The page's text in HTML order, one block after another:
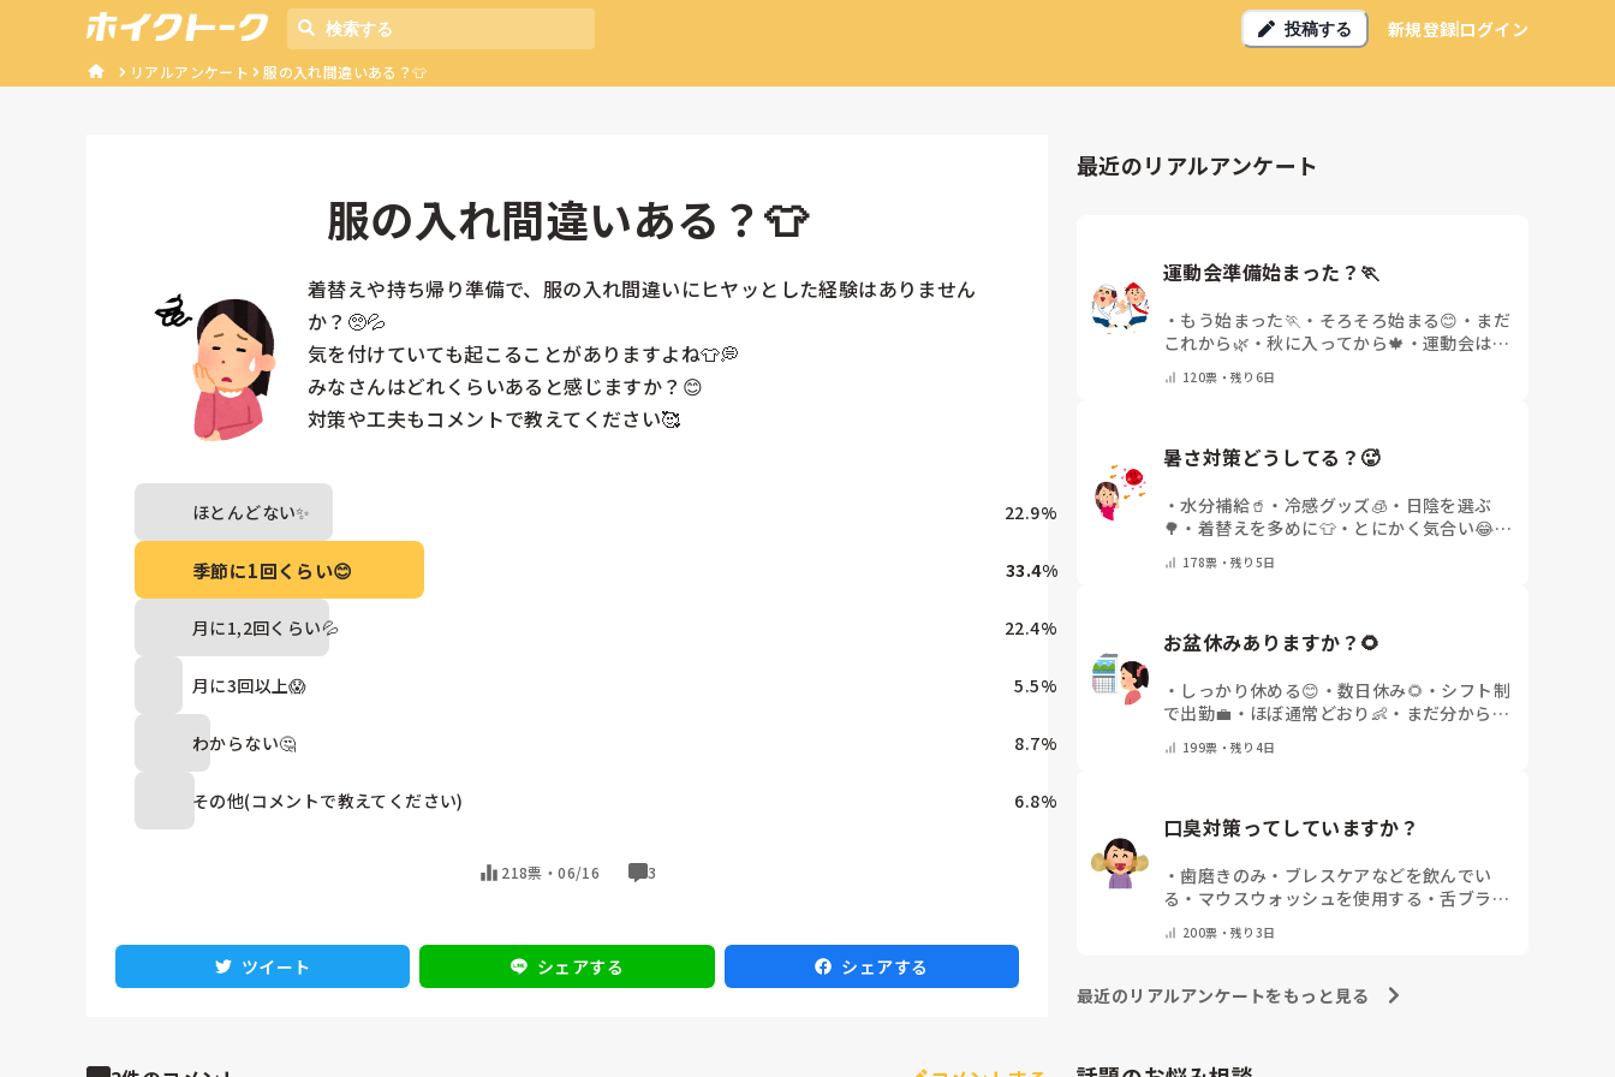
投稿する 新規登録ログイン
リアルアンケート 服の入れ間違いある？👕
服の入れ間違いある？👕
着替えや持ち帰り準備で、服の入れ間違いにヒヤッとした経験はありません
か？🥺💦
気を付けていても起こることがありますよね👕💭
みなさんはどれくらいあると感じますか？😊
対策や工夫もコメントで教えてください🥰
ほとんどない✨ 22.9%
季節に1回くらい😊 33.4%
月に1,2回くらい💦 22.4%
月に3回以上😱 5.5%
わからない🤔 8.7%
その他(コメントで教えてください) 6.8%
218票・06/16 3
ツイート シェアする シェアする
最近のリアルアンケート
運動会準備始まった？🏃
・ もう始まった🏃 ・ そろそろ始まる😊 ・ まだ
これから🌿 ・秋に入ってから🍁 ・ 運動会はな
ください)
120票・残り6日
暑さ対策どうしてる？🥵
・水分補給🥤 ・ 冷感グッズ🧊 ・ 日陰を選ぶ
🌳 ・ 着替えを多めに👕・ とにかく気合い😂・
178票・残り5日
お盆休みありますか？🌻
・ しっかり休める😊 ・ 数日休み🌻 ・ シフト制
で出勤💼 ・ ほぼ通常どおり👶 ・ まだ分からな
199票・残り4日
口臭対策ってしていますか？
・歯磨きのみ ・ ブレスケアなどを飲んでい
る ・ マウスウォッシュを使用する ・舌ブラシ
気にしたことない
200票・残り3日
最近のリアルアンケートをもっと見る